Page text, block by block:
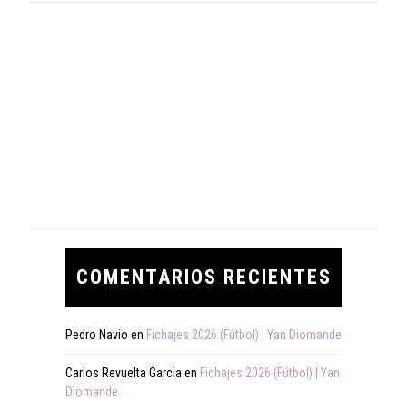
COMENTARIOS RECIENTES
Pedro Navio en Fichajes 2026 (Fútbol) | Yan Diomande
Carlos Revuelta Garcia en Fichajes 2026 (Fútbol) | Yan
Diomande